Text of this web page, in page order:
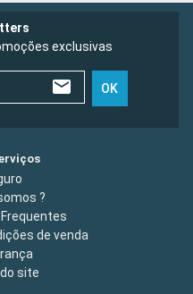
exclusivas
OK
?
de venda
site